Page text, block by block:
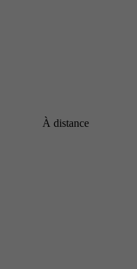
À distance